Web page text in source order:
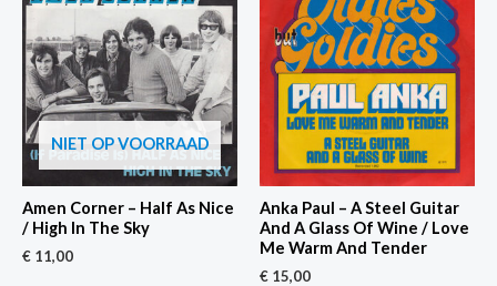
NIET OP VOORRAAD
Amen Corner – Half As Nice
/ High In The Sky
€ 11,00
Anka Paul – A Steel Guitar
And A Glass Of Wine / Love
Me Warm And Tender
€ 15,00